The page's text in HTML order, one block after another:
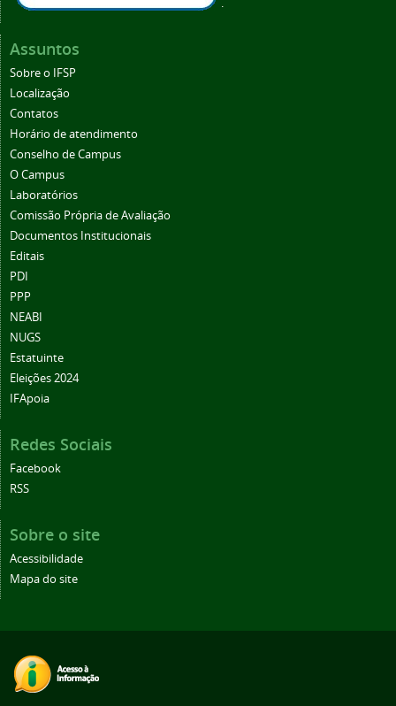
.
Assuntos
Sobre o IFSP
Localização
Contatos
Horário de atendimento
Conselho de Campus
O Campus
Laboratórios
Comissão Própria de Avaliação
Documentos Institucionais
Editais
PDI
PPP
NEABI
NUGS
Estatuinte
Eleições 2024
IFApoia
Redes Sociais
Facebook
RSS
Sobre o site
Acessibilidade
Mapa do site